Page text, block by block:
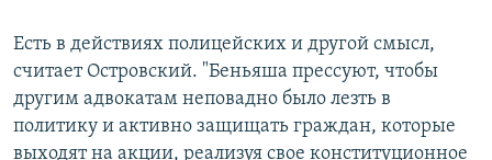
Есть в действиях полицейских и другой смысл,
считает Островский. "Беньяша прессуют, чтобы
другим адвокатам неповадно было лезть в
политику и активно защищать граждан, которые
выходят на акции, реализуя свое конституционное